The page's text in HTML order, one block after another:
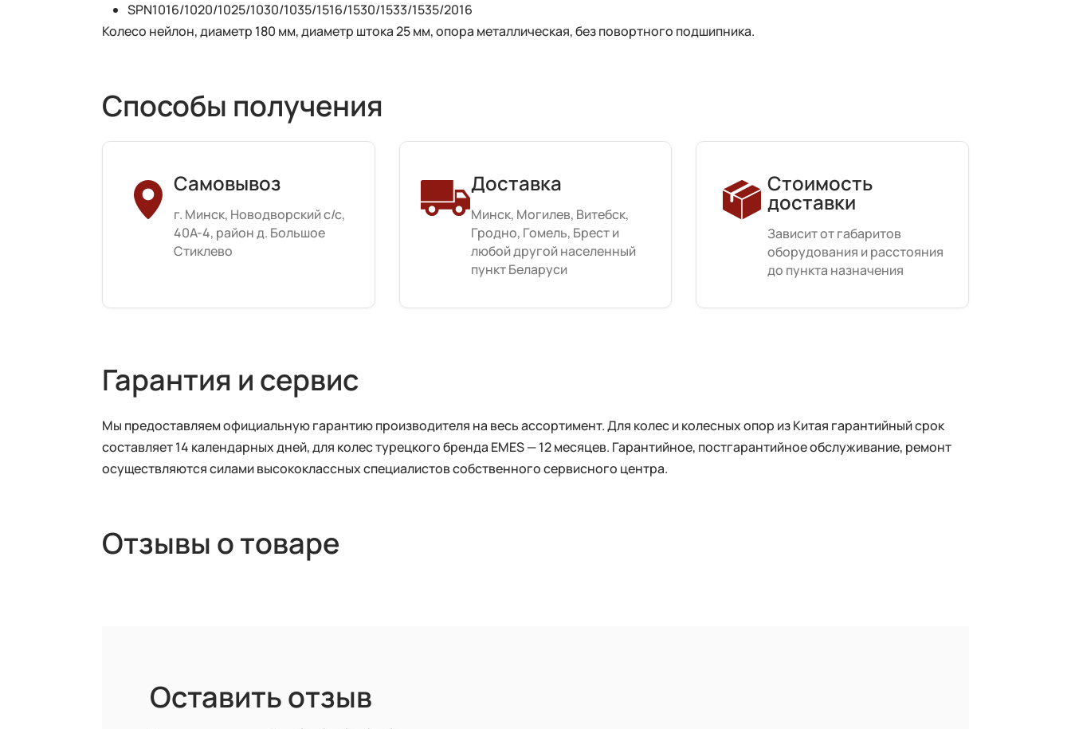
SPN1016/1020/1025/1030/1035/1516/1530/1533/1535/2016
Колесо нейлон, диаметр 180 мм, диаметр штока 25 мм, опора металлическая, без повортного подшипника.
Способы получения
Самовывоз
г. Минск, Новодворский с/с,
40А-4, район д. Большое
Стиклево
Доставка
Минск, Могилев, Витебск,
Гродно, Гомель, Брест и
любой другой населенный
пункт Беларуси
Стоимость
доставки
Зависит от габаритов
оборудования и расстояния
до пункта назначения
Гарантия и сервис
Мы предоставляем официальную гарантию производителя на весь ассортимент. Для колес и колесных опор из Китая гарантийный срок
составляет 14 календарных дней, для колес турецкого бренда EMES — 12 месяцев. Гарантийное, постгарантийное обслуживание, ремонт
осуществляются силами высококлассных специалистов собственного сервисного центра.
Отзывы о товаре
Оставить отзыв